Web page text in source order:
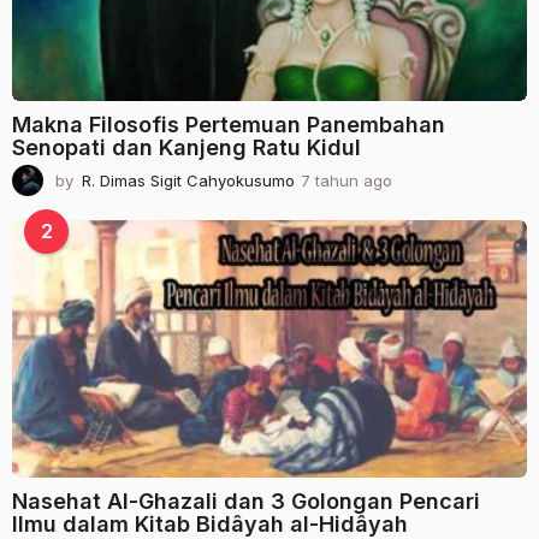
Makna Filosofis Pertemuan Panembahan
Senopati dan Kanjeng Ratu Kidul
by R. Dimas Sigit Cahyokusumo 7 tahun ago
a
h
u
n
a
g
o
2
Nasehat Al-Ghazali dan 3 Golongan Pencari
Ilmu dalam Kitab Bidâyah al-Hidâyah